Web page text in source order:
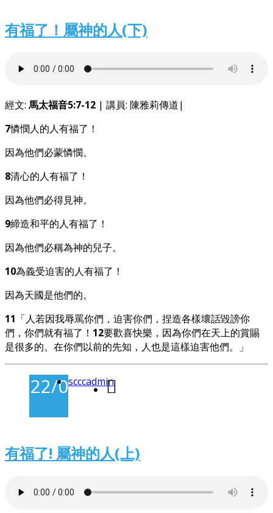
有福了！屬神的人(下)
經文: 馬太福音5:7-12 | 講員: 陳雅莉傳道|
7憐憫人的人有福了！
因為他們必蒙憐憫。
8清心的人有福了！
因為他們必得見神。
9締造和平的人有福了！
因為他們必稱為神的兒子。
10為義受迫害的人有福了！
因為天國是他們的。
11 「人若因我辱罵你們，迫害你們，捏造各樣壞話毀謗你
們，你們就有福了！ 12要歡喜快樂，因為你們在天上的賞賜
是很多的。在你們以前的先知，人也是這樣迫害他們。」
22/02/2026
scccadmin
有福了! 屬神的人(上)